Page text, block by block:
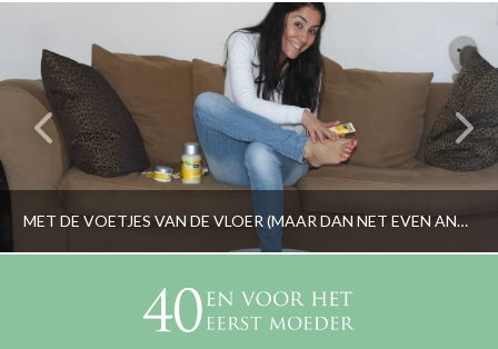
MET DE VOETJES VAN DE VLOER (MAAR DAN NET EVEN ANDERS)
RORYBLOKZIJL